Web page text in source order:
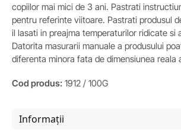
copiilor mai mici de 3 ani. Pastrati
pentru referinte viitoare. Pastrati produsul
il lasati in preajma temperaturilor ridicate si
Datorita masurarii manuale a produsului
diferenta minora fata de dimensiunea reala
Cod produs: 1912 / 100G
Informații